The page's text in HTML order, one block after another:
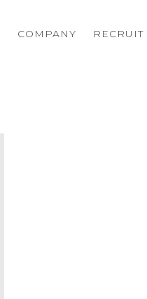
COMPANY RECRUIT